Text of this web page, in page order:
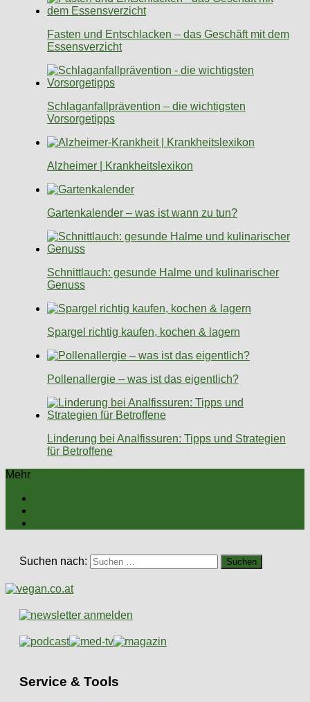
Fasten und Entschlacken – das Geschäft mit dem
Essensverzicht
Schlaganfallprävention – die wichtigsten
Vorsorgetipps
Alzheimer | Krankheitslexikon
Gartenkalender – was ist wann zu tun?
Schnittlauch: gesunde Halme und kulinarischer
Genuss
Spargel richtig kaufen, kochen & lagern
Pollenallergie – was ist das eigentlich?
Linderung bei Analfissuren: Tipps und Strategien
für Betroffene
Mehr
Suchen nach:
Service & Tools